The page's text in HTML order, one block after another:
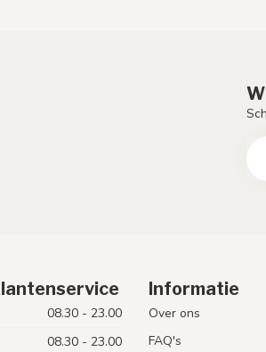
08.30 - 23.00
08.30 - 23.00
Informatie
Over ons
FAQ's